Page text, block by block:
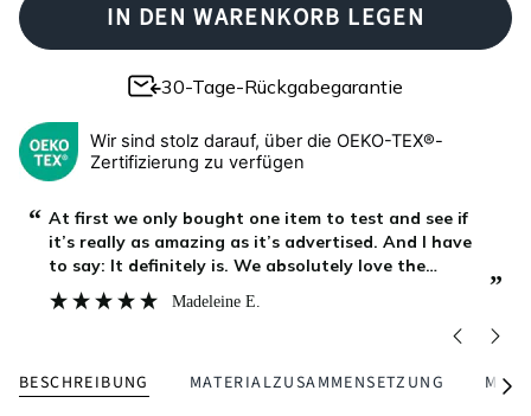
IN DEN WARENKORB LEGEN
30-Tage-Rückgabegarantie
Wir sind stolz darauf, über die OEKO-TEX®-
Zertifizierung zu verfügen
“
”
At first we only bought one item to test and see if
it’s really as amazing as it’s advertised. And I have
to say: It definitely is. We absolutely love the
Zipster onesie. Right after the first one arrived, we
ordered our next ones. They’re incredibly soft
Madeleine E.
BESCHREIBUNG MATERIALZUSAMMENSETZUNG Alle